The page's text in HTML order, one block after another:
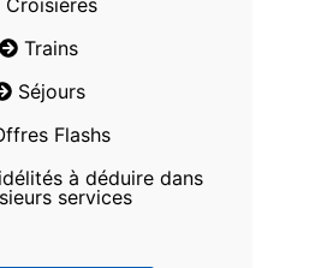
Croisières
Trains
Séjours
Flashs
à déduire dans
services